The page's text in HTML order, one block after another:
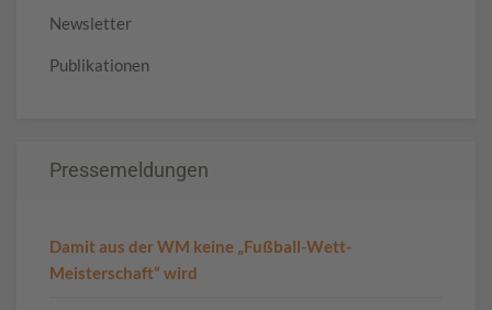
Newsletter
Publikationen
Pressemeldungen
Damit aus der WM keine „Fußball-Wett-
Meisterschaft“ wird